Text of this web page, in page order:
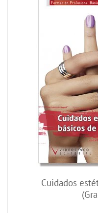
Cuidados